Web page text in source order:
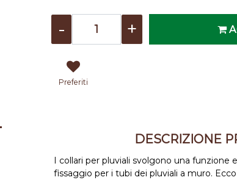
Preferiti
DESCRIZIONE
I collari per pluviali svolgono una funzione
fissaggio per i tubi dei pluviali a muro.